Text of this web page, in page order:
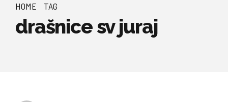
HOME TAG
drašnice sv juraj